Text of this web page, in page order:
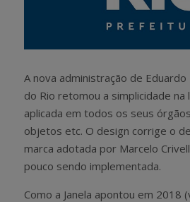
A nova administração de
do Rio retomou a simplicidade na
aplicada em todos os seus
objetos etc. O design corrige o
marca adotada por Marcelo
pouco sendo implementada.
Como a Janela apontou em 2018